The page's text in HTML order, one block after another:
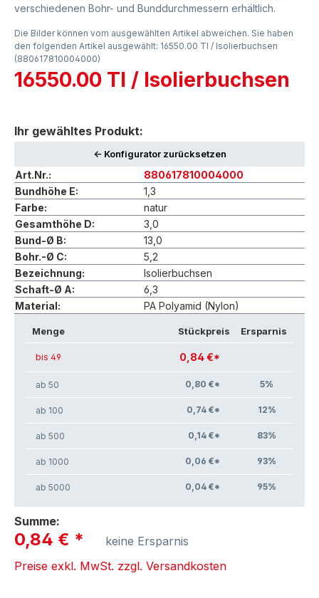
verschiedenen Bohr- und Bunddurchmessern erhältlich.
Die Bilder können vom ausgewählten Artikel abweichen. Sie haben
den folgenden Artikel ausgewählt: 16550.00 TI / Isolierbuchsen
(880617810004000)
16550.00 TI / Isolierbuchsen
Ihr gewähltes Produkt:
<- Konfigurator zurücksetzen
Art.Nr.:
880617810004000
Bundhöhe E:
1,3
Farbe:
natur
Gesamthöhe D:
3,0
Bund-Ø B:
13,0
Bohr.-Ø C:
5,2
Bezeichnung:
Isolierbuchsen
Schaft-Ø A:
6,3
Material:
PA Polyamid (Nylon)
Menge Stückpreis Ersparnis
bis 49 0,84 €*
ab 50 0,80 €* 5%
ab 100 0,74 €* 12%
ab 500 0,14 €* 83%
ab 1000 0,06 €* 93%
ab 5000 0,04 €* 95%
Summe:
0,84 € *
keine Ersparnis
Preise exkl. MwSt. zzgl. Versandkosten